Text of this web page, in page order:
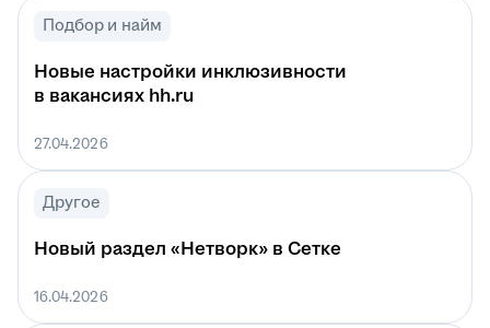
Подбор и найм
Новые настройки инклюзивности
в вакансиях hh.ru
27.04.2026
Другое
Новый раздел «Нетворк» в Сетке
16.04.2026